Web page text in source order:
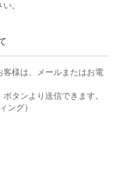
。
客様は、メールまたはお電
タンより送信できます。
ング）